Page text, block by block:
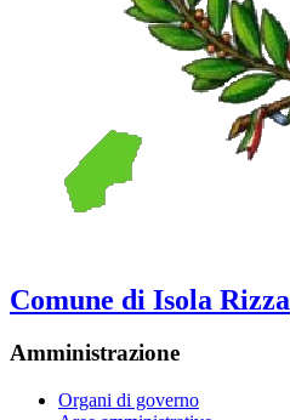
Comune di Isola Rizza
Amministrazione
Organi di governo